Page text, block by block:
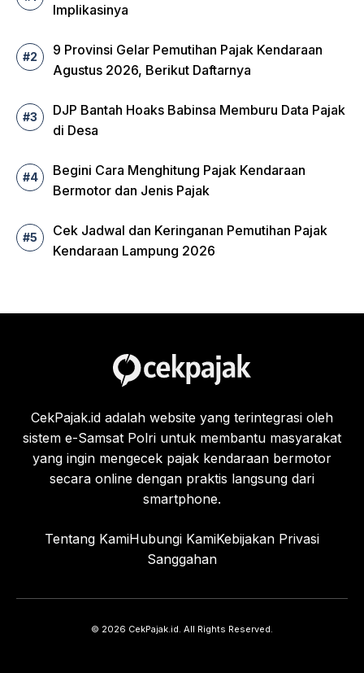
Implikasinya
9 Provinsi Gelar Pemutihan Pajak Kendaraan
Agustus 2026, Berikut Daftarnya
DJP Bantah Hoaks Babinsa Memburu Data Pajak
di Desa
Begini Cara Menghitung Pajak Kendaraan
Bermotor dan Jenis Pajak
Cek Jadwal dan Keringanan Pemutihan Pajak
Kendaraan Lampung 2026
CekPajak.id adalah website yang terintegrasi oleh
sistem e-Samsat Polri untuk membantu masyarakat
yang ingin mengecek pajak kendaraan bermotor
secara online dengan praktis langsung dari
smartphone.
Tentang KamiHubungi KamiKebijakan Privasi
Sanggahan
© 2026 CekPajak.id. All Rights Reserved.